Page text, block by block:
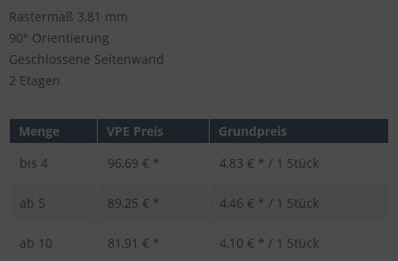
Rastermaß 3,81 mm
90° Orientierung
Geschlossene Seitenwand
2 Etagen
Menge VPE Preis
Grundpreis
bis 4 96,69 € * 4,83 € * / 1 Stück
ab 5 89,25 € * 4,46 € * / 1 Stück
ab 10 81,91 € * 4,10 € * / 1 Stück